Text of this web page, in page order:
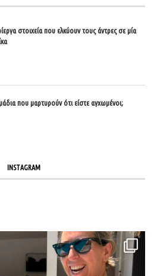
στοιχεία που ελκύουν τους άντρες σε μία
που μαρτυρούν ότι είστε αγχωμένοι;
INSTAGRAM